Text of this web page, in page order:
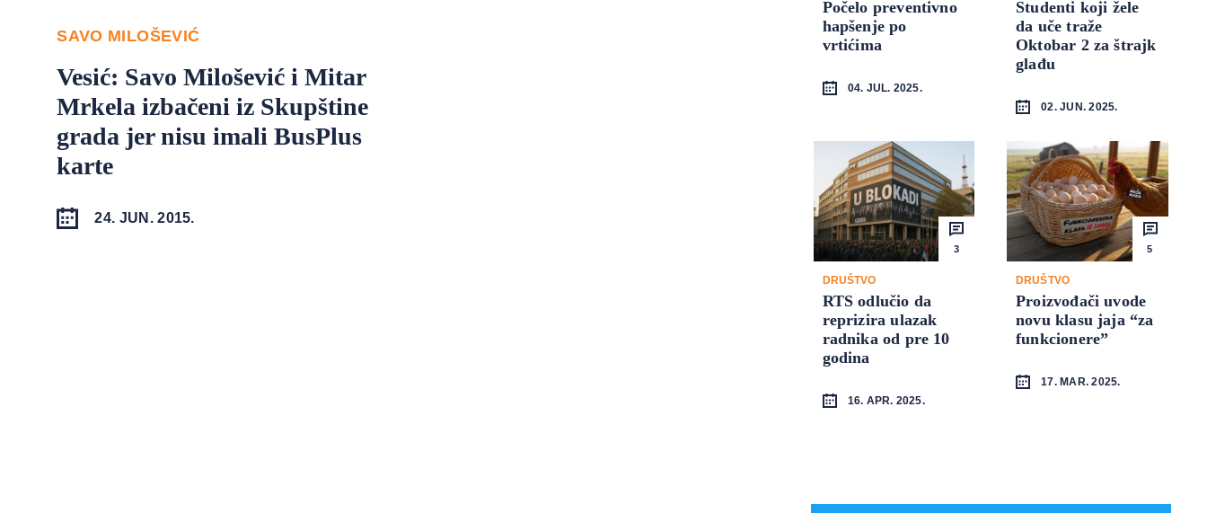
SAVO MILOŠEVIĆ
Vesić: Savo Milošević i Mitar
Mrkela izbačeni iz Skupštine
grada jer nisu imali BusPlus
karte
24. JUN. 2015.
Počelo preventivno
hapšenje po
vrtićima
04. JUL. 2025.
Studenti koji žele
da uče traže
Oktobar 2 za štrajk
glađu
02. JUN. 2025.
3
DRUŠTVO
RTS odlučio da
reprizira ulazak
radnika od pre 10
godina
16. APR. 2025.
5
DRUŠTVO
Proizvođači uvode
novu klasu jaja “za
funkcionere”
17. MAR. 2025.